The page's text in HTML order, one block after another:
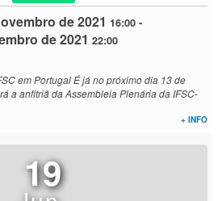
de 2021 16:00 -
de 2021 22:00
em Portugal É já no próximo dia 13 de
a anfitriã da Assembleia Plenária da IFSC-
+ INFO
19